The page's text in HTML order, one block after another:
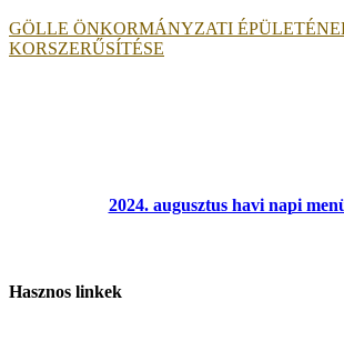
GÖLLE ÖNKORMÁNYZATI
KORSZERŰSÍTÉSE
2024. augusztus havi napi
Hasznos linkek